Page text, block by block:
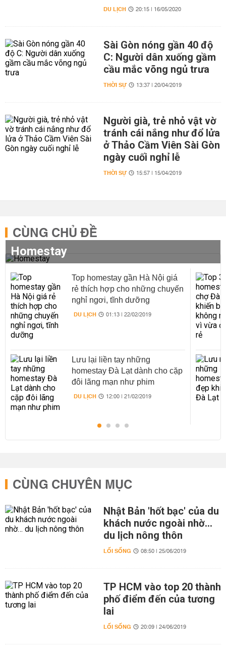
DU LỊCH 20:15 | 16/05/2020
Sài Gòn nóng gần 40 độ
C: Người dân xuống gầm
cầu mắc võng ngủ trưa
THỜI SỰ 13:37 | 20/04/2019
Người già, trẻ nhỏ vật vờ
tránh cái nắng như đổ lửa
ở Thảo Cầm Viên Sài Gòn
ngày cuối nghỉ lễ
THỜI SỰ 15:57 | 15/04/2019
CÙNG CHỦ ĐỀ
Homestay
Top homestay gần Hà Nội giá
rẻ thích hợp cho những chuyến
nghỉ ngơi, tĩnh dưỡng
DU LỊCH 01:13 | 22/02/2019
Lưu lại liền tay những
homestay Đà Lạt dành cho cặp
đôi lãng mạn như phim
DU LỊCH 12:00 | 21/02/2019
CÙNG CHUYÊN MỤC
Nhật Bản 'hốt bạc' của du
khách nước ngoài nhờ…
du lịch nông thôn
LỐI SỐNG 08:50 | 25/06/2019
TP HCM vào top 20 thành
phố điểm đến của tương
lai
LỐI SỐNG 20:09 | 24/06/2019